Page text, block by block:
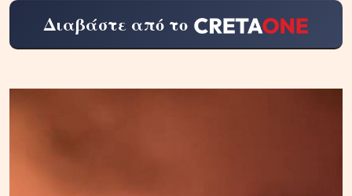
Διαβάστε από το